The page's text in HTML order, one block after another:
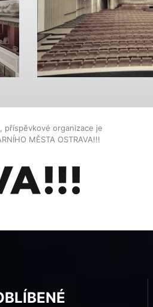
příspěvkové organizace je
MĚSTA OSTRAVA!!!